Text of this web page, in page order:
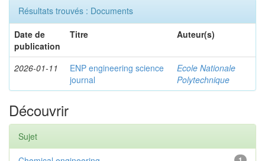
Résultats trouvés : Documents
Date de
publication
Titre Auteur(s)
2026-01-11
ENP engineering science
journal
Ecole Nationale
Polytechnique
Découvrir
Sujet